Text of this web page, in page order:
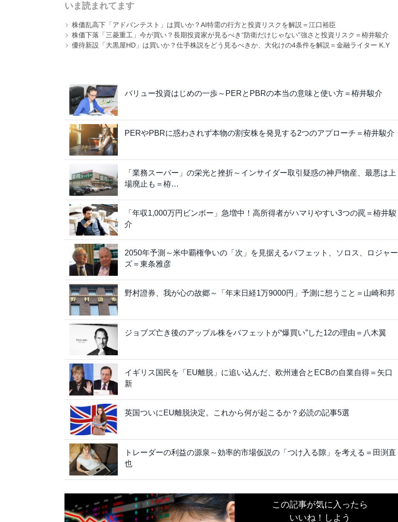
いま読まれてます
株価乱高下「アドバンテスト」は買いか？AI特需の行方と投資リスクを解説＝江口裕臣
株価下落「三菱重工」今が買い？長期投資家が見るべき“防衛だけじゃない”強さと投資リスク＝栫井駿介
優待新設「大黒屋HD」は買いか？仕手株説をどう見るべきか、大化けの4条件を解説＝金融ライター K.Y
バリュー投資はじめの一歩～PERとPBRの本当の意味と使い方＝栫井駿介
PERやPBRに惑わされず本物の割安株を発見する2つのアプローチ＝栫井駿介
「業務スーパー」の栄光と挫折～インサイダー取引疑惑の神戸物産、最悪は上
場廃止も＝栫…
「年収1,000万円ビンボー」急増中！高所得者がハマりやすい3つの罠＝栫井駿
介
2050年予測～米中覇権争いの「次」を見据えるバフェット、ソロス、ロジャー
ズ＝東条雅彦
野村證券、我が心の故郷～「年末日経1万9000円」予測に想うこと＝山崎和邦
ジョブズ亡き後のアップル株をバフェットが“爆買い”した12の理由＝八木翼
イギリス国民を「EU離脱」に追い込んだ、欧州連合とECBの自業自得＝矢口
新
英国ついにEU離脱決定。これから何が起こるか？必読の記事5選
トレーダーの利益の源泉～効率的市場仮説の「つけ入る隙」を考える＝田渕直
也
この記事が気に入ったら
いいね！しよう